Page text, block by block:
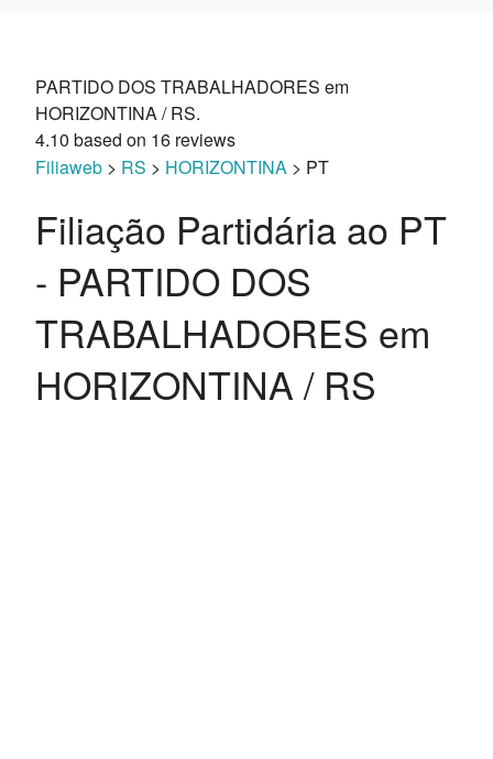
PARTIDO DOS TRABALHADORES em
HORIZONTINA / RS.
4.10 based on 16 reviews
Filiaweb > RS > HORIZONTINA > PT
Filiação Partidária ao PT
- PARTIDO DOS
TRABALHADORES em
HORIZONTINA / RS